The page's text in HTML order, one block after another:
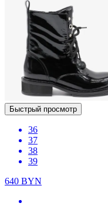
Быстрый просмотр
36
37
38
39
640 BYN